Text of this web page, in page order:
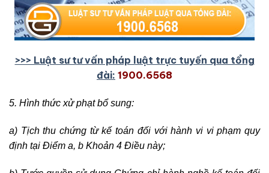
>>> Luật sư tư vấn pháp luật trực tuyến qua tổng
đài: 1900.6568
5. Hình thức xử phạt bổ sung:
a) Tịch thu chứng từ kế toán đối với hành vi vi phạm quy
định tại Điểm a, b Khoản 4 Điều này;